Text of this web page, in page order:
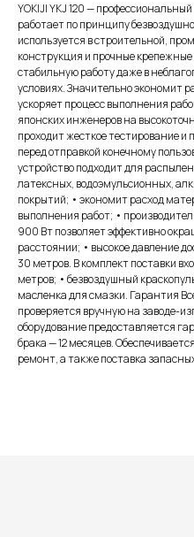
YOKIJI YKJ 120 —
работает по принципу
используется в строительной,
конструкция и прочные
стабильную работу даже в
условиях. Значительно экономит
ускоряет процесс выполнения
японских инженеров на
проходит жесткое тестирование
перед отправкой конечному
устройство подходит для
латексных, водоэмульсионных,
покрытий; • экономит расход
выполнения работ; •
900 Вт позволяет эффективно
расстоянии; • высокое давление
30 метров. В комплект поставки
метров; • безвоздушный
масленка для смазки. Гарантия
проверяется вручную на заводе-
оборудование предоставляется
брака — 12 месяцев.
ремонт, а также поставка